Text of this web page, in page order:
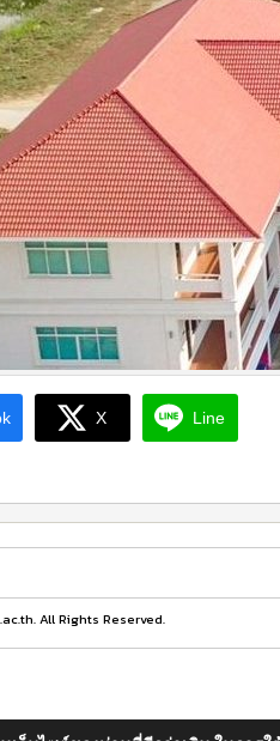
X Line
All Rights Reserved.